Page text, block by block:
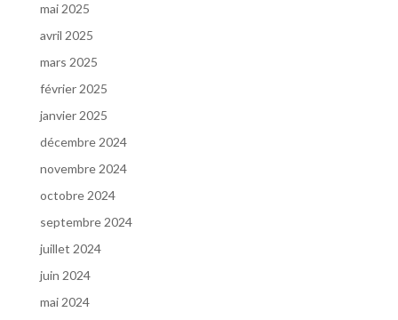
mai 2025
avril 2025
mars 2025
février 2025
janvier 2025
décembre 2024
novembre 2024
octobre 2024
septembre 2024
juillet 2024
juin 2024
mai 2024